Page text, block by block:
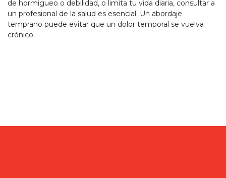
de hormigueo o debilidad, o limita tu vida diaria, consultar a
un profesional de la salud es esencial. Un abordaje
temprano puede evitar que un dolor temporal se vuelva
crónico.